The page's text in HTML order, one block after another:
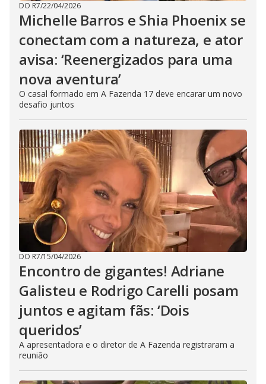
DO R7/22/04/2026
Michelle Barros e Shia Phoenix se
conectam com a natureza, e ator
avisa: ‘Reenergizados para uma
nova aventura’
O casal formado em A Fazenda 17 deve encarar um novo
desafio juntos
DO R7/15/04/2026
Encontro de gigantes! Adriane
Galisteu e Rodrigo Carelli posam
juntos e agitam fãs: ‘Dois
queridos’
A apresentadora e o diretor de A Fazenda registraram a
reunião